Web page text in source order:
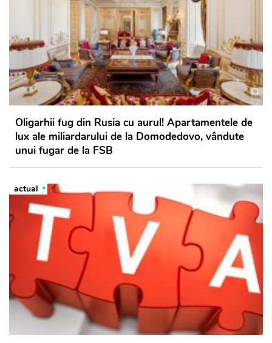
Oligarhii fug din Rusia cu aurul! Apartamentele de
lux ale miliardarului de la Domodedovo, vândute
unui fugar de la FSB
actual